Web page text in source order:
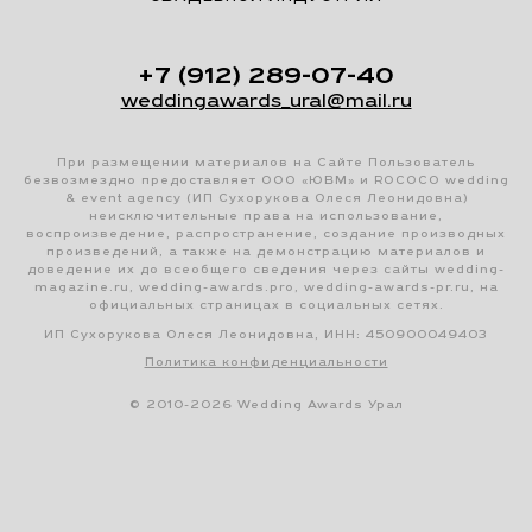
+7 (912) 289-07-40
weddingawards_ural@mail.ru
При размещении материалов на Сайте Пользователь
безвозмездно предоставляет ООО «ЮВМ» и ROCOCO wedding
& event agency (ИП Сухорукова Олеся Леонидовна)
неисключительные права на использование,
воспроизведение, распространение, создание производных
произведений, а также на демонстрацию материалов и
доведение их до всеобщего сведения через сайты wedding-
magazine.ru, wedding-awards.pro, wedding-awards-pr.ru, на
официальных страницах в социальных сетях.
ИП Сухорукова Олеся Леонидовна, ИНН: 450900049403
Политика конфиденциальности
© 2010-2026 Wedding Awards Урал